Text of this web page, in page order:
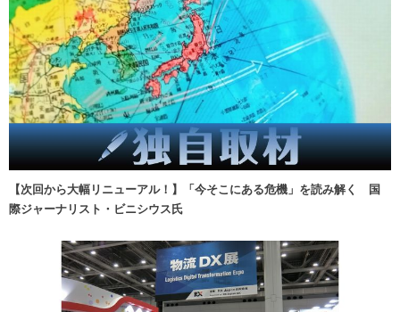
【次回から大幅リニューアル！】「今そこにある危機」を読み解く 国
際ジャーナリスト・ビニシウス氏